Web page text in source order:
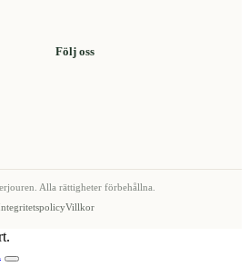
Följ oss
Alla rättigheter förbehållna.
Villkor